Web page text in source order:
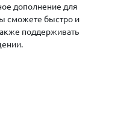
дополнение для
сможете быстро и
поддерживать